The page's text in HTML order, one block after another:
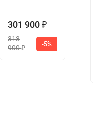
301 900₽
318
900₽
-5%